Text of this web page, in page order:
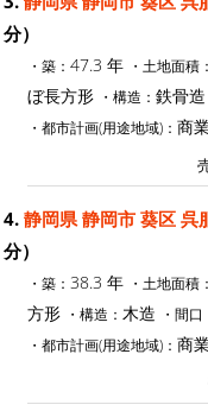
分）
・築： 47.3 年 ・土地面積：
ぼ長方形 ・構造： 鉄骨造
・都市計画(用途地域)： 商
4. 静岡県 静岡市 葵区 呉
分）
・築： 38.3 年 ・土地面積：
方形 ・構造： 木造 ・間口
・都市計画(用途地域)： 商